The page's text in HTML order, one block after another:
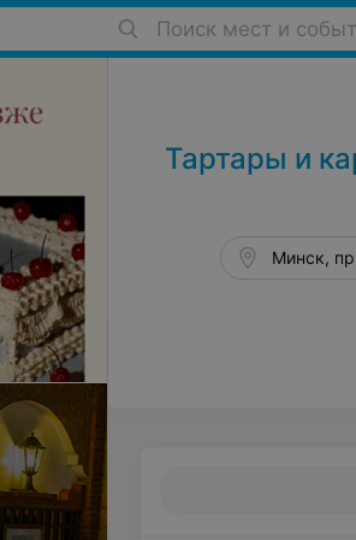
Поиск мест и
Рестораны в Минске
Тартары и
Минск,